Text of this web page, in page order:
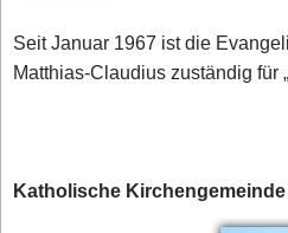
Seit Januar 1967 ist die
Matthias-Claudius zuständig für
Katholische Kirchengemeinde